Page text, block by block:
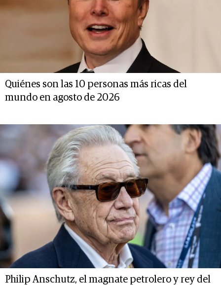
Quiénes son las 10 personas más ricas del
mundo en agosto de 2026
Philip Anschutz, el magnate petrolero y rey del